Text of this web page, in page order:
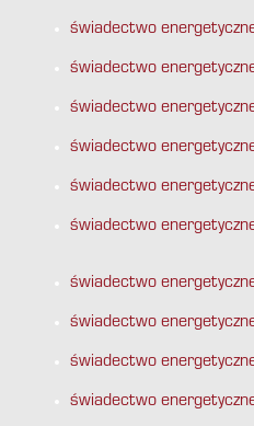
świadectwo
świadectwo
świadectwo
świadectwo
świadectwo
świadectwo
świadectwo
świadectwo
świadectwo
świadectwo